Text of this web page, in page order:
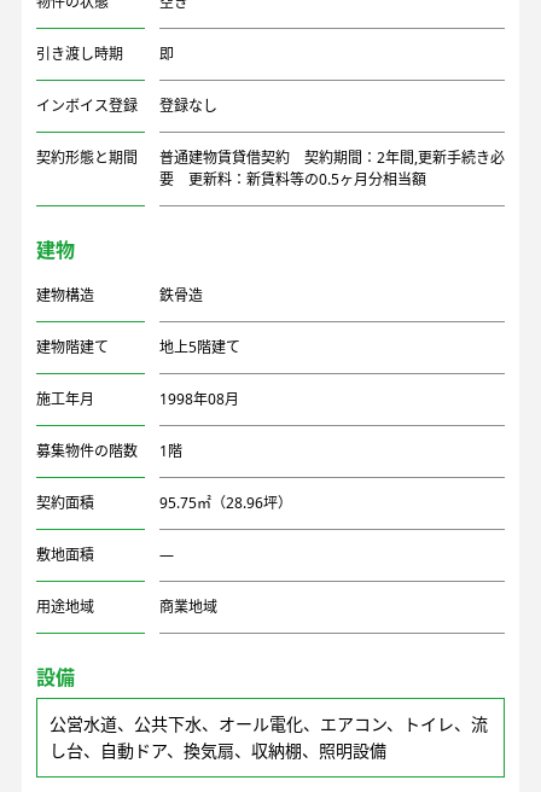
引き渡し時期 即
インボイス登録 登録なし
契約形態と期間
普通建物賃貸借契約 契約期間：2年間,更新手続き必
要 更新料：新賃料等の0.5ヶ月分相当額
建物
建物構造 鉄骨造
建物階建て 地上5階建て
施工年月 1998年08月
募集物件の階数 1階
契約面積 95.75㎡（28.96坪）
敷地面積 ―
用途地域 商業地域
設備
公営水道、公共下水、オール電化、エアコン、トイレ、流
し台、自動ドア、換気扇、収納棚、照明設備